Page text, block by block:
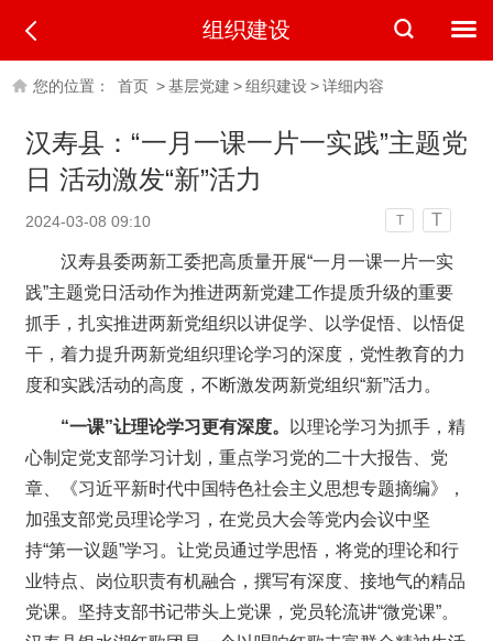
组织建设
您的位置： 首页 >基层党建 >组织建设>详细内容
汉寿县：“一月一课一片一实践”主题党
日 活动激发“新”活力
2024-03-08 09:10 T T
汉寿县委两新工委把高质量开展“一月一课一片一实
践”主题党日活动作为推进两新党建工作提质升级的重要
抓手，扎实推进两新党组织以讲促学、以学促悟、以悟促
干，着力提升两新党组织理论学习的深度，党性教育的力
度和实践活动的高度，不断激发两新党组织“新”活力。
“一课”让理论学习更有深度。
以理论学习为抓手，精
心制定党支部学习计划，重点学习党的二十大报告、党
章、《习近平新时代中国特色社会主义思想专题摘编》，
加强支部党员理论学习，在党员大会等党内会议中坚
持“第一议题”学习。让党员通过学思悟，将党的理论和行
业特点、岗位职责有机融合，撰写有深度、接地气的精品
党课。坚持支部书记带头上党课，党员轮流讲“微党课”。